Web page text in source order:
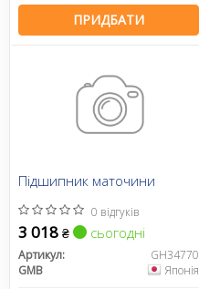
ПРИДБАТИ
Підшипник маточини
0 відгуків
3 018 ₴ сьогодні
Артикул:
GH34770
GMB
Японія